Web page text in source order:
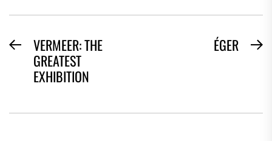
BEJEGYZÉS
NAVIGÁCIÓ
PreviousVERMEER: THE
GREATEST
EXHIBITION
ÉGER